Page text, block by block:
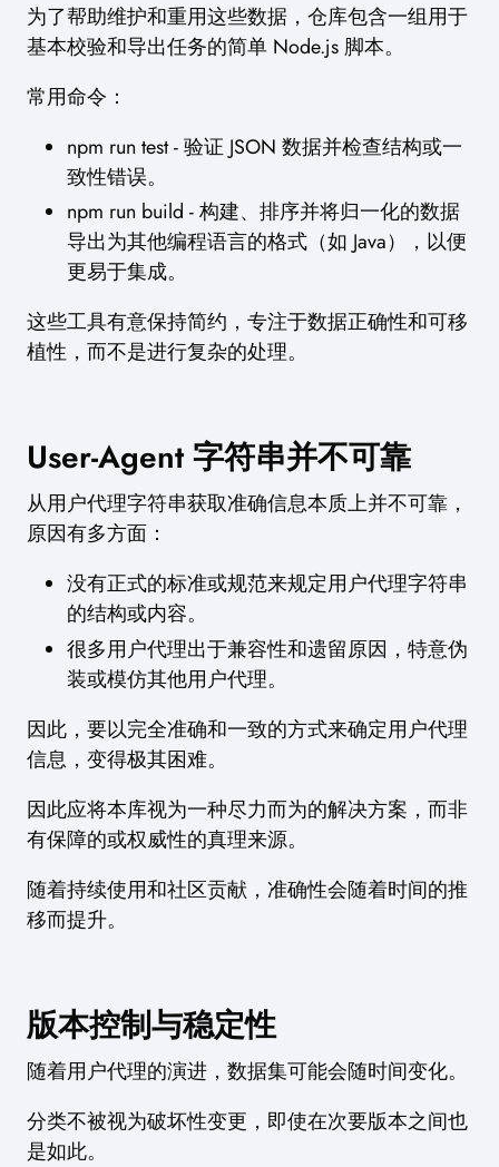
为了帮助维护和重用这些数据，仓库包含一组用于
基本校验和导出任务的简单 Node.js 脚本。
常用命令：
npm run test - 验证 JSON 数据并检查结构或一
致性错误。
npm run build - 构建、排序并将归一化的数据
导出为其他编程语言的格式（如 Java），以便
更易于集成。
这些工具有意保持简约，专注于数据正确性和可移
植性，而不是进行复杂的处理。
User-Agent 字符串并不可靠
从用户代理字符串获取准确信息本质上并不可靠，
原因有多方面：
没有正式的标准或规范来规定用户代理字符串
的结构或内容。
很多用户代理出于兼容性和遗留原因，特意伪
装或模仿其他用户代理。
因此，要以完全准确和一致的方式来确定用户代理
信息，变得极其困难。
因此应将本库视为一种尽力而为的解决方案，而非
有保障的或权威性的真理来源。
随着持续使用和社区贡献，准确性会随着时间的推
移而提升。
版本控制与稳定性
随着用户代理的演进，数据集可能会随时间变化。
分类不被视为破坏性变更，即使在次要版本之间也
是如此。